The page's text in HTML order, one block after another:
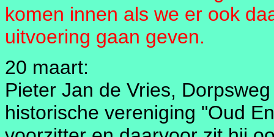
komen innen als we er ook
uitvoering gaan geven.
20 maart:
Pieter Jan de Vries,
historische vereniging "Oud